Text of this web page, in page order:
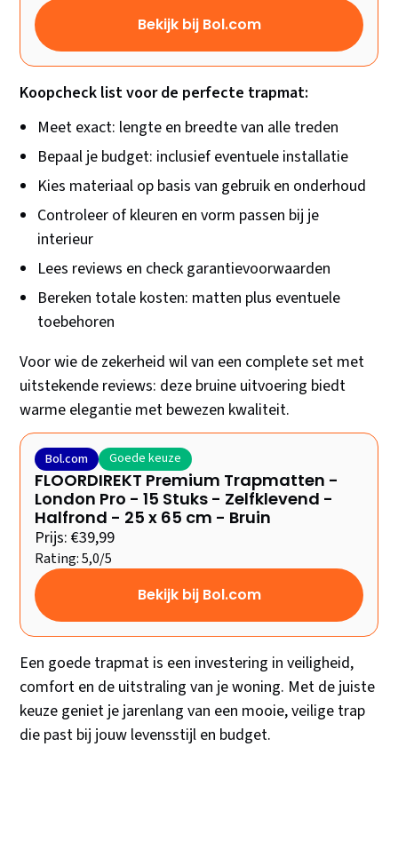
Bekijk bij Bol.com
Koopcheck list voor de perfecte trapmat:
Meet exact: lengte en breedte van alle treden
Bepaal je budget: inclusief eventuele installatie
Kies materiaal op basis van gebruik en onderhoud
Controleer of kleuren en vorm passen bij je
interieur
Lees reviews en check garantievoorwaarden
Bereken totale kosten: matten plus eventuele
toebehoren
Voor wie de zekerheid wil van een complete set met
uitstekende reviews: deze bruine uitvoering biedt
warme elegantie met bewezen kwaliteit.
Bol.com Goede keuze
FLOORDIREKT Premium Trapmatten -
London Pro - 15 Stuks - Zelfklevend -
Halfrond - 25 x 65 cm - Bruin
Prijs: €39,99
Rating: 5,0/5
Bekijk bij Bol.com
Een goede trapmat is een investering in veiligheid,
comfort en de uitstraling van je woning. Met de juiste
keuze geniet je jarenlang van een mooie, veilige trap
die past bij jouw levensstijl en budget.